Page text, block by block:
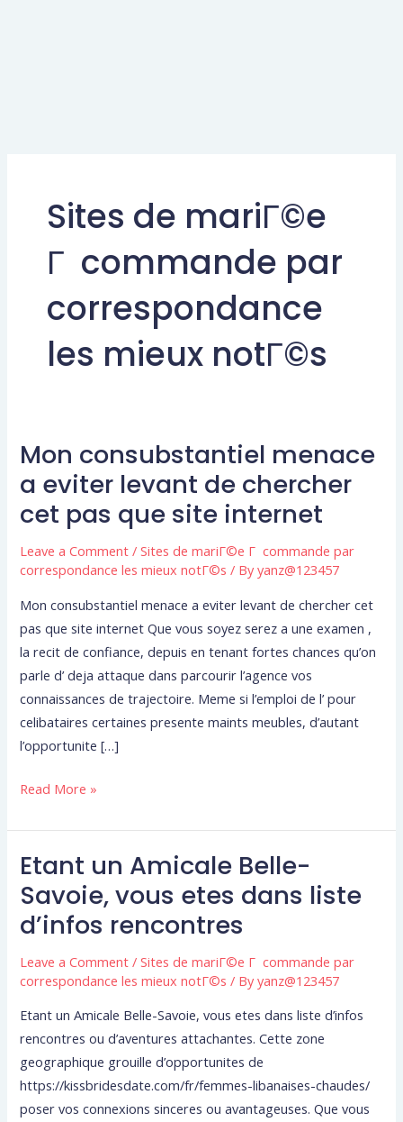
Sites de mariГ©e
Г commande par
correspondance
les mieux notГ©s
Mon consubstantiel menace
a eviter levant de chercher
cet pas que site internet
Leave a Comment /Sites de mariГ©e Г commande par
correspondance les mieux notГ©s / Byyanz@123457
Mon consubstantiel menace a eviter levant de chercher cet
pas que site internet Que vous soyez serez a une examen ,
la recit de confiance, depuis en tenant fortes chances qu’on
parle d’ deja attaque dans parcourir l’agence vos
connaissances de trajectoire. Meme si l’emploi de l’ pour
celibataires certaines presente maints meubles, d’autant
l’opportunite […]
Mon
consubstantiel
menace
a
eviter
levant
chercher
cet
pas
que
site
internet
Read More »
Etant un Amicale Belle-
Savoie, vous etes dans liste
d’infos rencontres
Leave a Comment /Sites de mariГ©e Г commande par
correspondance les mieux notГ©s / Byyanz@123457
Etant un Amicale Belle-Savoie, vous etes dans liste d’infos
rencontres ou d’aventures attachantes. Cette zone
geographique grouille d’opportunites de
https://kissbridesdate.com/fr/femmes-libanaises-chaudes/
poser vos connexions sinceres ou avantageuses. Que vous
Etant
un
Amicale
Belle-
Savoie,
vous
dans
liste
d’infos
rencontres